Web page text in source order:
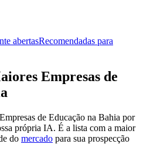
abertasRecomendadas para
Empresas de
de Educação na Bahia por
própria IA. É a lista com a maior
do mercado para sua prospecção